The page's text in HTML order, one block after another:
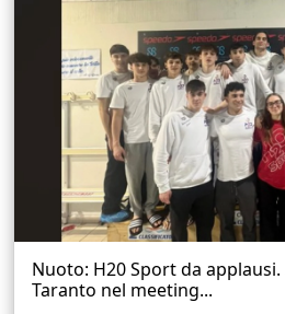
Nuoto: H20 Sport da
Taranto nel meeting...